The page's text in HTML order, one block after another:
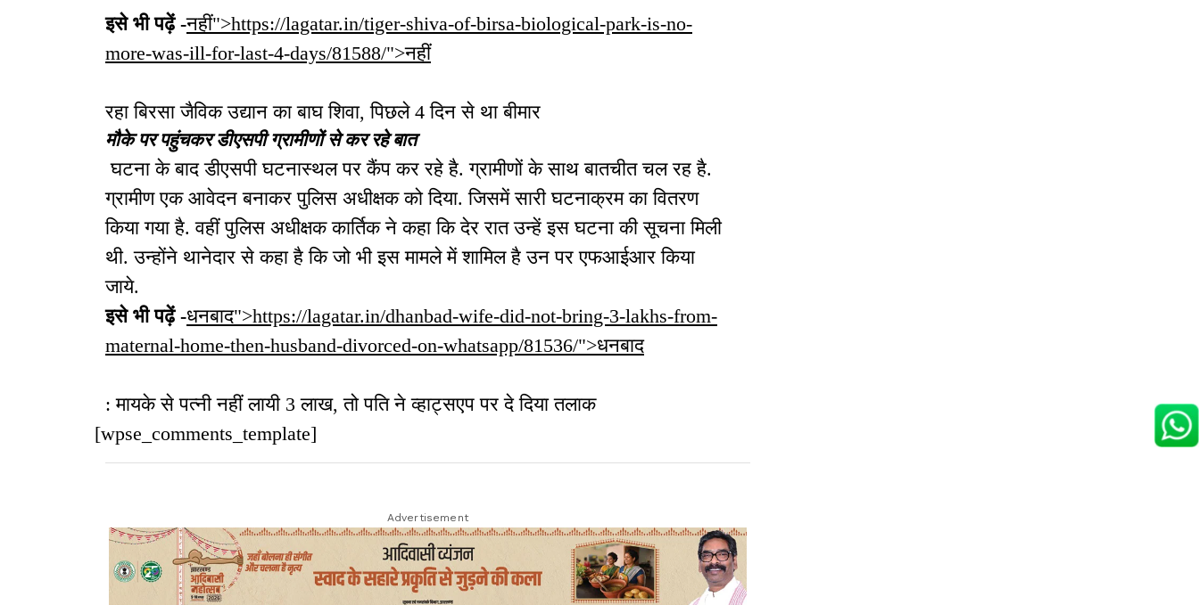
इसे भी पढ़ें -नहीं">https://lagatar.in/tiger-shiva-of-birsa-biological-park-is-no-
more-was-ill-for-last-4-days/81588/">नहीं
रहा बिरसा जैविक उद्यान का बाघ शिवा, पिछले 4 दिन से था बीमार
मौके पर पहुंचकर डीएसपी ग्रामीणों से कर रहे बात
घटना के बाद डीएसपी घटनास्थल पर कैंप कर रहे है. ग्रामीणों के साथ बातचीत चल रह है.
ग्रामीण एक आवेदन बनाकर पुलिस अधीक्षक को दिया. जिसमें सारी घटनाक्रम का वितरण
किया गया है. वहीं पुलिस अधीक्षक कार्तिक ने कहा कि देर रात उन्हें इस घटना की सूचना मिली
थी. उन्होंने थानेदार से कहा है कि जो भी इस मामले में शामिल है उन पर एफआईआर किया
जाये.
इसे भी पढ़ें -धनबाद">https://lagatar.in/dhanbad-wife-did-not-bring-3-lakhs-from-
maternal-home-then-husband-divorced-on-whatsapp/81536/">धनबाद
: मायके से पत्नी नहीं लायी 3 लाख, तो पति ने व्हाट्सएप पर दे दिया तलाक
[wpse_comments_template]
Advertisement